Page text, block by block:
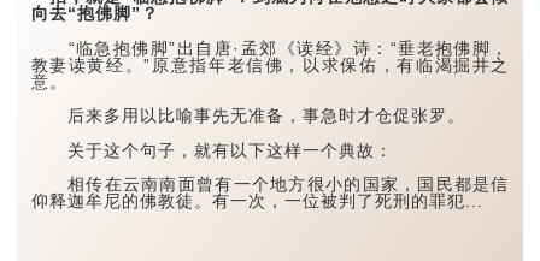
向先人尸体从上至下洗擦三
次，用意洗涤灵魂，让他们
早登仙界。
相传以前在佛山当地有
一个叫阿昆的人，专门为一
些没有儿子的家庭提供代客
治丧...
说：“小满不满，无水洗
时节雨水不足，江河未能盈
满，恐怕连洗碗的水都要缺
乏了，以此强调雨水对农耕
甚...
向去“抱佛脚”？
“临急抱佛脚”出自唐·孟郊《读经》诗：“垂老抱佛脚，
教妻读黄经。”原意指年老信佛，以求保佑，有临渴掘井之
意。
后来多用以比喻事先无准备，事急时才仓促张罗。
关于这个句子，就有以下这样一个典故：
相传在云南南面曾有一个地方很小的国家，国民都是信
仰释迦牟尼的佛教徒。有一次，一位被判了死刑的罪犯...